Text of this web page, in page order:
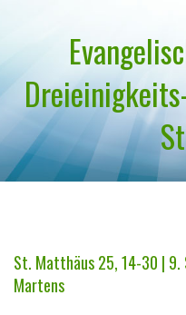
Über uns
St. Matthäus 25, 14-30 |
Martens